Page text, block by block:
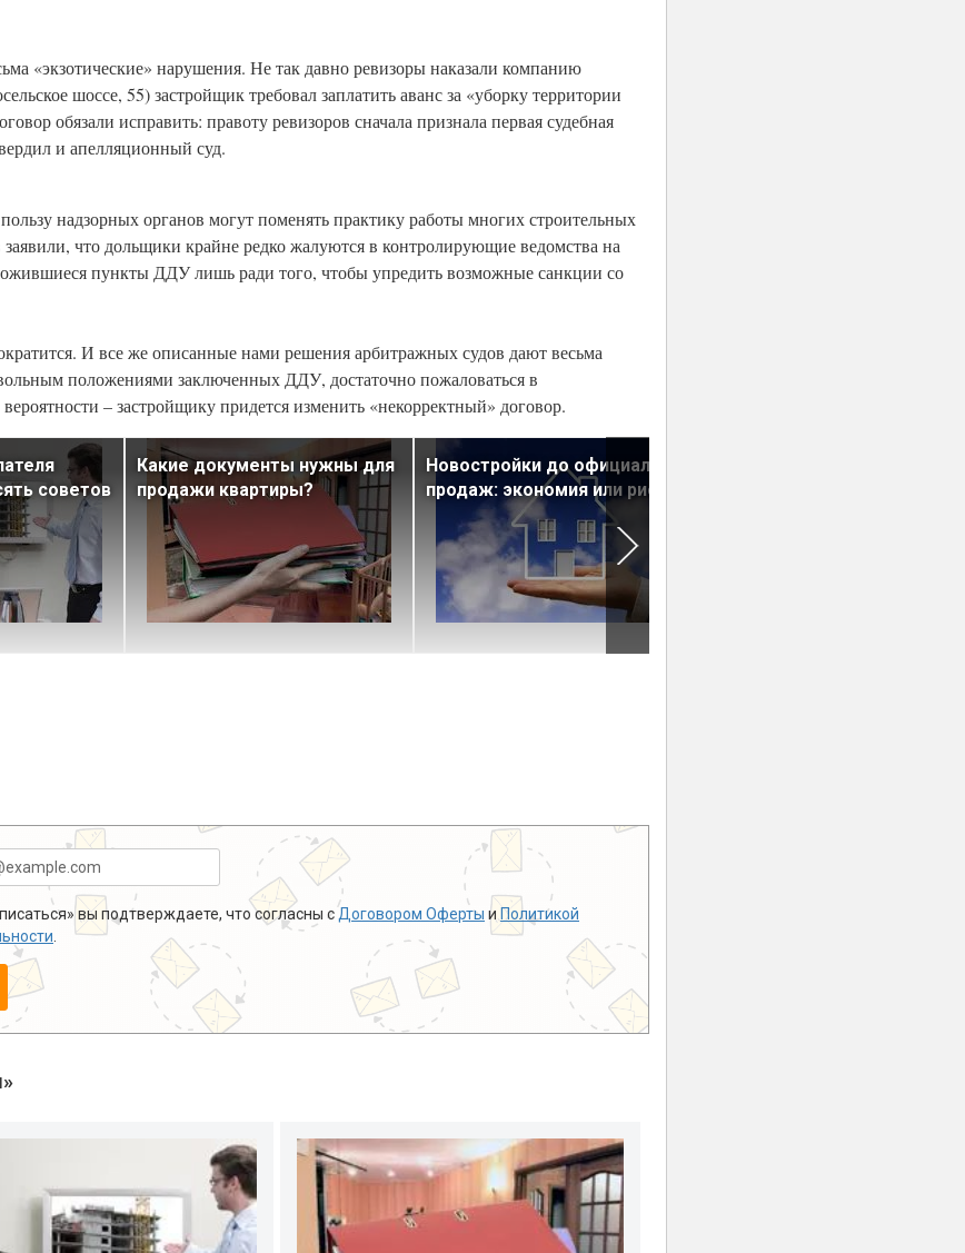
«экзотические» нарушения. Не так давно ревизоры наказали компанию
шоссе, 55) застройщик требовал заплатить аванс за «уборку территории
обязали исправить: правоту ревизоров сначала признала первая судебная
и апелляционный суд.
надзорных органов могут поменять практику работы многих строительных
что дольщики крайне редко жалуются в контролирующие ведомства на
пункты ДДУ лишь ради того, чтобы упредить возможные санкции со
И все же описанные нами решения арбитражных судов дают весьма
положениями заключенных ДДУ, достаточно пожаловаться в
– застройщику придется изменить «некорректный» договор.
советов
Какие документы нужны для
продажи квартиры?
Новостройки до официальных
продаж: экономия или риск
вы подтверждаете, что согласны с Договором Оферты и Политикой